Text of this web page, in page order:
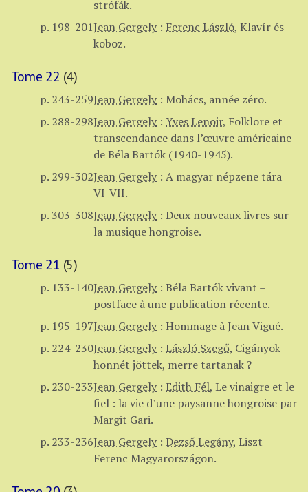
strófák.
p. 198-201Jean Gergely : Ferenc László, Klavír és
koboz.
Tome 22 (4)
p. 243-259Jean Gergely : Mohács, année zéro.
p. 288-298Jean Gergely : Yves Lenoir, Folklore et
transcendance dans l’œuvre américaine
de Béla Bartók (1940-1945).
p. 299-302Jean Gergely : A magyar népzene tára
VI-VII.
p. 303-308Jean Gergely : Deux nouveaux livres sur
la musique hongroise.
Tome 21 (5)
p. 133-140Jean Gergely : Béla Bartók vivant –
postface à une publication récente.
p. 195-197Jean Gergely : Hommage à Jean Vigué.
p. 224-230Jean Gergely : László Szegő, Cigányok –
honnét jöttek, merre tartanak ?
p. 230-233Jean Gergely : Edith Fél, Le vinaigre et le
fiel : la vie d’une paysanne hongroise par
Margit Gari.
p. 233-236Jean Gergely : Dezső Legány, Liszt
Ferenc Magyarországon.